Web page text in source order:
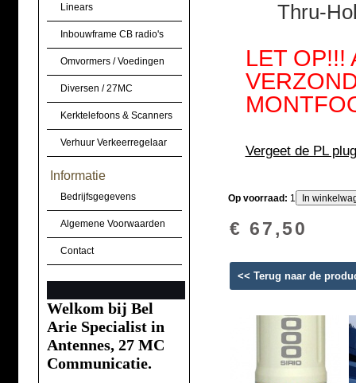
Linears
Inbouwframe CB radio's
Omvormers / Voedingen
Diversen / 27MC
Kerktelefoons & Scanners
Verhuur Verkeerregelaar
Informatie
Bedrijfsgegevens
Algemene Voorwaarden
Contact
Welkom bij Bel
Arie Specialist in
Antennes, 27 MC
Communicatie.
Thru-
LET OP!!!
Vergeet de PL
Op voorraad: 1
€ 67,50
<< Terug naar de